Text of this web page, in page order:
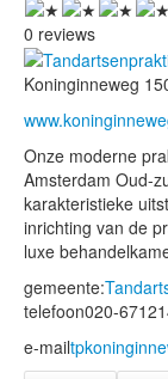
0 reviews
Koninginneweg
Onze moderne
Amsterdam Oud-
karakteristieke
inrichting van de
luxe
gemeente:
telefoon020-
e-mail